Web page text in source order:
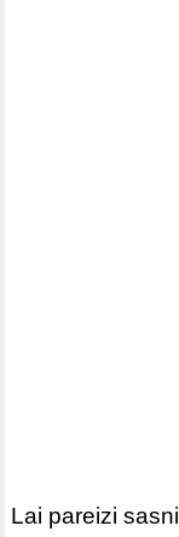
Lai pareizi